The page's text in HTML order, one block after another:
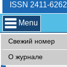
ISSN 2411-6262
Menu
Свежий номер
О журнале